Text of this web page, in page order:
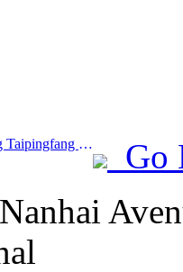
Prev:Das Projekt Xi'an Qujiang Taipingfang hat offiziell mit dem Bau begonnen; die Gesamtbaufläche beträgt 137.000 Quadratmeter.
Go